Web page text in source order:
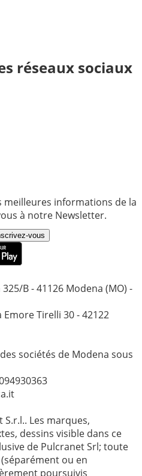
réseaux sociaux
meilleures informations de la
à notre Newsletter.
vous
B - 41126 Modena (MO) -
Tirelli 30 - 42122
sociétés de Modena sous
Les marques,
dessins visible dans ce
de Pulcranet Srl; toute
ou en
poursuivis